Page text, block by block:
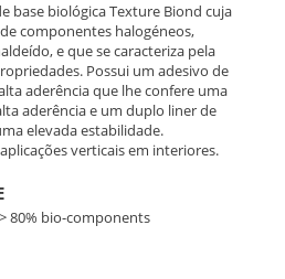
base biológica Texture Biond cuja
componentes halogéneos,
e que se caracteriza pela
Possui um adesivo de
aderência que lhe confere uma
aderência e um duplo liner de
elevada estabilidade.
verticais em interiores.
80% bio-components